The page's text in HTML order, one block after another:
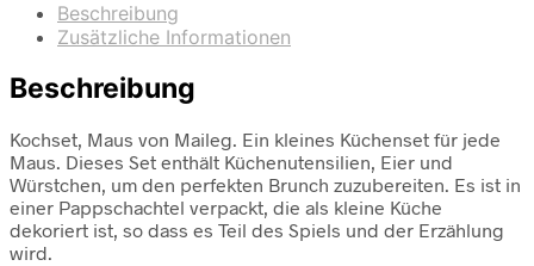
Beschreibung
Zusätzliche Informationen
Beschreibung
Kochset, Maus von Maileg. Ein kleines Küchenset für jede
Maus. Dieses Set enthält Küchenutensilien, Eier und
Würstchen, um den perfekten Brunch zuzubereiten. Es ist in
einer Pappschachtel verpackt, die als kleine Küche
dekoriert ist, so dass es Teil des Spiels und der Erzählung
wird.